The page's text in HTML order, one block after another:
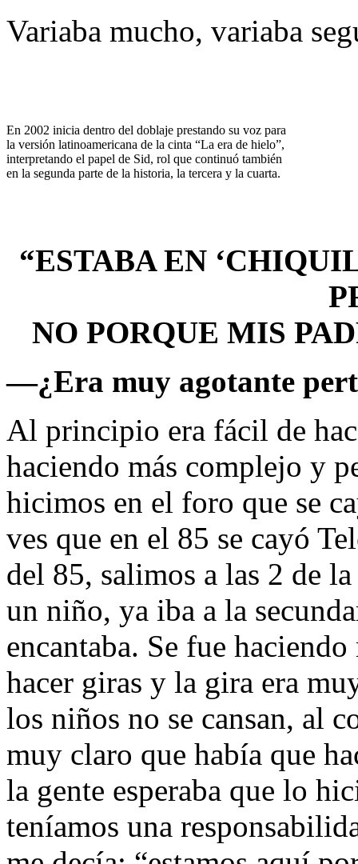
Variaba mucho, variaba
En 2002 inicia dentro del doblaje prestando su voz para
la versión latinoamericana de la cinta “La era de hielo”,
interpretando el papel de Sid, rol que continuó también
en la segunda parte de la historia, la tercera y la cuarta.
“ESTABA EN
NO PORQUE MIS
—¿Era muy agotante
Al principio era fácil de
haciendo más complejo y
hicimos en el foro que se
ves que en el 85 se cayó
del 85, salimos a las 2 de
un niño, ya iba a la
encantaba. Se fue
hacer giras y la gira era
los niños no se cansan, al
muy claro que había que
la gente esperaba que lo
teníamos una